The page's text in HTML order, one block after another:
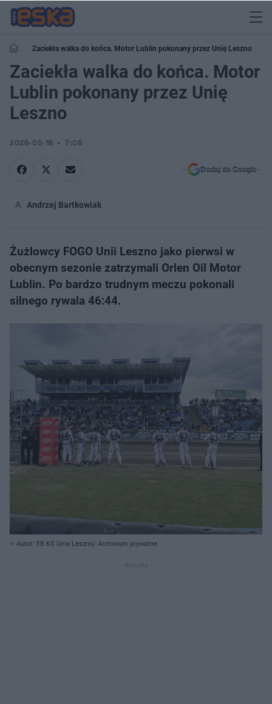
​Zaciekła walka do końca. Motor Lublin pokonany przez Unię Leszno
​Zaciekła walka do końca. Motor
Lublin pokonany przez Unię
Leszno
2026-05-18 7:08
Dodaj do Google
Andrzej Bartkowiak
Żużlowcy FOGO Unii Leszno jako pierwsi w
obecnym sezonie zatrzymali Orlen Oil Motor
Lublin. Po bardzo trudnym meczu pokonali
silnego rywala 46:44.
Autor: FB KS Unia Leszno/ Archiwum prywatne